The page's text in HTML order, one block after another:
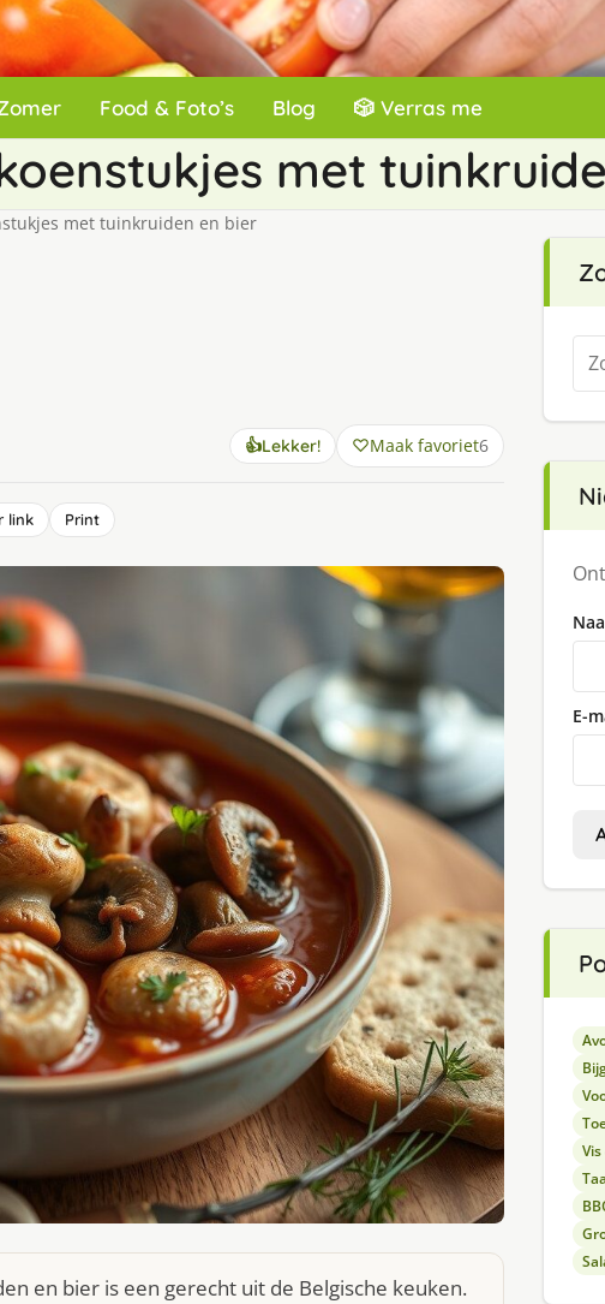
Food & Foto’s Blog 🎲 Verras me
met
met tuinkruiden en bier
👍Lekker! Maak favoriet6
link Print
en bier is een gerecht uit de Belgische keuken.
E-